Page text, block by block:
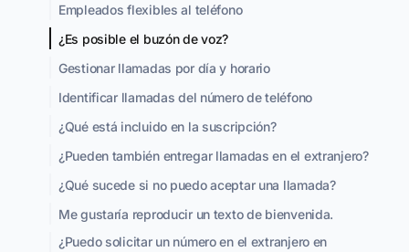
Empleados flexibles al teléfono
¿Es posible el buzón de voz?
Gestionar llamadas por día y horario
Identificar llamadas del número de teléfono
¿Qué está incluido en la suscripción?
¿Pueden también entregar llamadas en el extranjero?
¿Qué sucede si no puedo aceptar una llamada?
Me gustaría reproducir un texto de bienvenida.
¿Puedo solicitar un número en el extranjero en